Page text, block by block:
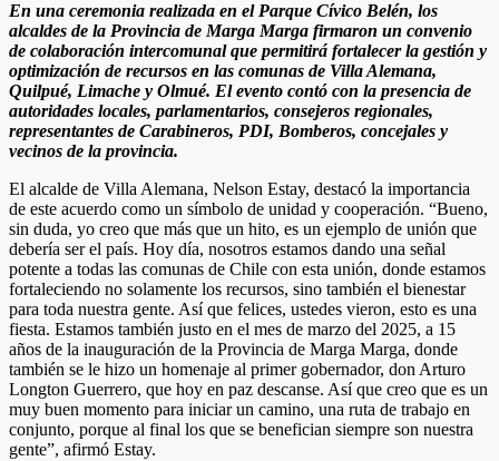
En una ceremonia realizada en el Parque Cívico Belén, los
alcaldes de la Provincia de Marga Marga firmaron un convenio
de colaboración intercomunal que permitirá fortalecer la gestión y
optimización de recursos en las comunas de Villa Alemana,
Quilpué, Limache y Olmué. El evento contó con la presencia de
autoridades locales, parlamentarios, consejeros regionales,
representantes de Carabineros, PDI, Bomberos, concejales y
vecinos de la provincia.
El alcalde de Villa Alemana, Nelson Estay, destacó la importancia
de este acuerdo como un símbolo de unidad y cooperación. “Bueno,
sin duda, yo creo que más que un hito, es un ejemplo de unión que
debería ser el país. Hoy día, nosotros estamos dando una señal
potente a todas las comunas de Chile con esta unión, donde estamos
fortaleciendo no solamente los recursos, sino también el bienestar
para toda nuestra gente. Así que felices, ustedes vieron, esto es una
fiesta. Estamos también justo en el mes de marzo del 2025, a 15
años de la inauguración de la Provincia de Marga Marga, donde
también se le hizo un homenaje al primer gobernador, don Arturo
Longton Guerrero, que hoy en paz descanse. Así que creo que es un
muy buen momento para iniciar un camino, una ruta de trabajo en
conjunto, porque al final los que se benefician siempre son nuestra
gente”, afirmó Estay.